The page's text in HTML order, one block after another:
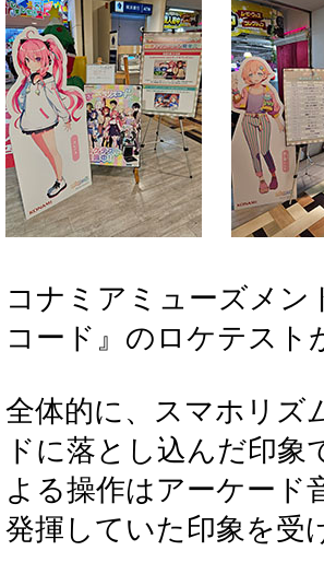
コナミアミューズメン
コード』のロケテスト
全体的に、スマホリズ
ドに落とし込んだ印
よる操作はアーケード
発揮していた印象を受